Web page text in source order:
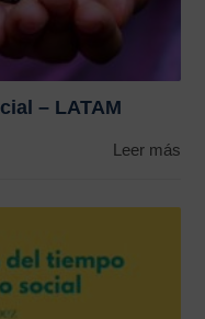
– LATAM
Leer más